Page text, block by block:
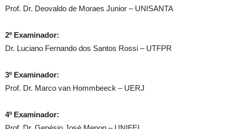
Prof. Dr. Deovaldo de Moraes Junior – UNISANTA
2º Examinador:
Dr. Luciano Fernando dos Santos Rossi – UTFPR
3º Examinador:
Prof. Dr. Marco van Hommbeeck – UERJ
4º Examinador: